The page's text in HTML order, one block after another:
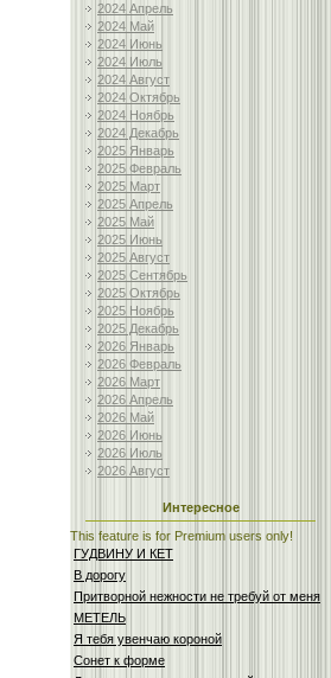
2024 Апрель
2024 Май
2024 Июнь
2024 Июль
2024 Август
2024 Октябрь
2024 Ноябрь
2024 Декабрь
2025 Январь
2025 Февраль
2025 Март
2025 Апрель
2025 Май
2025 Июнь
2025 Август
2025 Сентябрь
2025 Октябрь
2025 Ноябрь
2025 Декабрь
2026 Январь
2026 Февраль
2026 Март
2026 Апрель
2026 Май
2026 Июнь
2026 Июль
2026 Август
Интересное
This feature is for Premium users only!
ГУДВИНУ И КЕТ
В дорогу
Притворной нежности не требуй от меня
МЕТЕЛЬ
Я тебя увенчаю короной
Сонет к форме